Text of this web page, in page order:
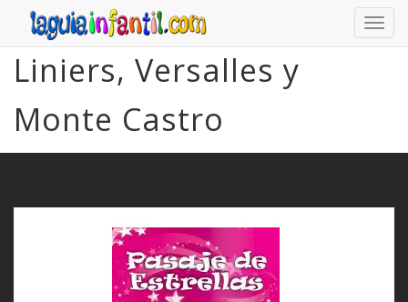
Toggle
La guía infantil
Liniers, Versalles y
Monte Castro